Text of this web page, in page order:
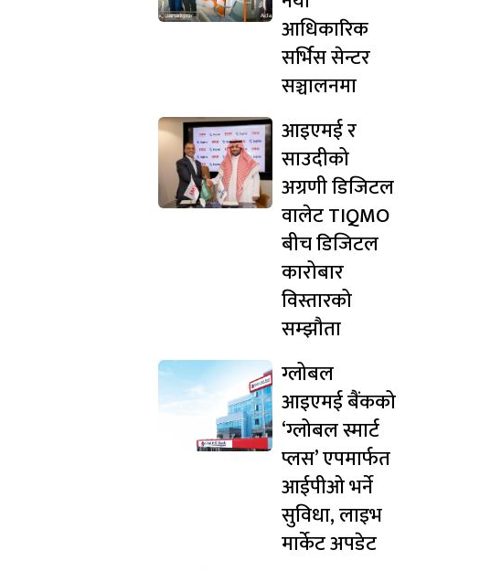
आधिकारिक
सर्भिस सेन्टर
सञ्चालनमा
आइएमई र
साउदीको
अग्रणी डिजिटल
वालेट TIQMO
बीच डिजिटल
कारोबार
विस्तारको
सम्झौता
ग्लोबल
आइएमई बैंकको
‘ग्लोबल स्मार्ट
प्लस’ एपमार्फत
आईपीओ भर्ने
सुविधा, लाइभ
मार्केट अपडेट